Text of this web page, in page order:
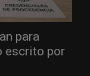
para
escrito por